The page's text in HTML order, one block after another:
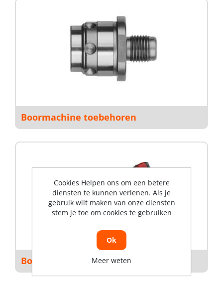
Boormachine toebehoren
Boorbreekhamers
Cookies Helpen ons om een betere
diensten te kunnen verlenen. Als je
gebruik wilt maken van onze diensten
stem je toe om cookies te gebruiken
Ok
Meer weten